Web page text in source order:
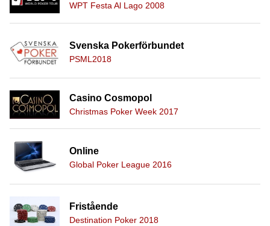
WPT Festa Al Lago 2008
Svenska Pokerförbundet
PSML2018
Casino Cosmopol
Christmas Poker Week 2017
Online
Global Poker League 2016
Fristående
Destination Poker 2018